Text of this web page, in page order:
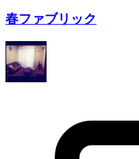
春ファブリック